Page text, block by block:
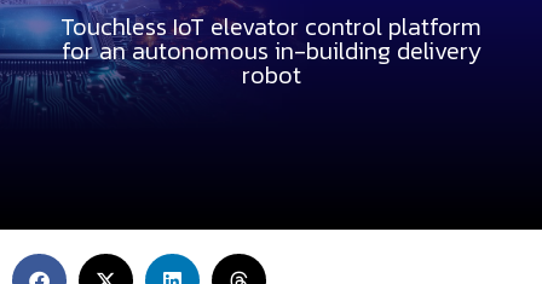
Touchless IoT elevator control platform
for an autonomous in-building delivery
robot